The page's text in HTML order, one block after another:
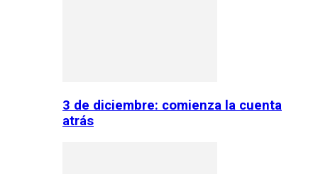
3 de diciembre: comienza la cuenta
atrás